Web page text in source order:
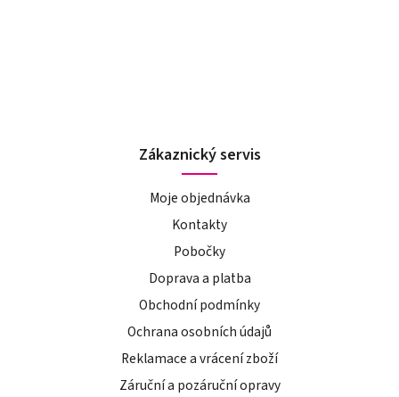
Zákaznický servis
Moje objednávka
Kontakty
Pobočky
Doprava a platba
Obchodní podmínky
Ochrana osobních údajů
Reklamace a vrácení zboží
Záruční a pozáruční opravy